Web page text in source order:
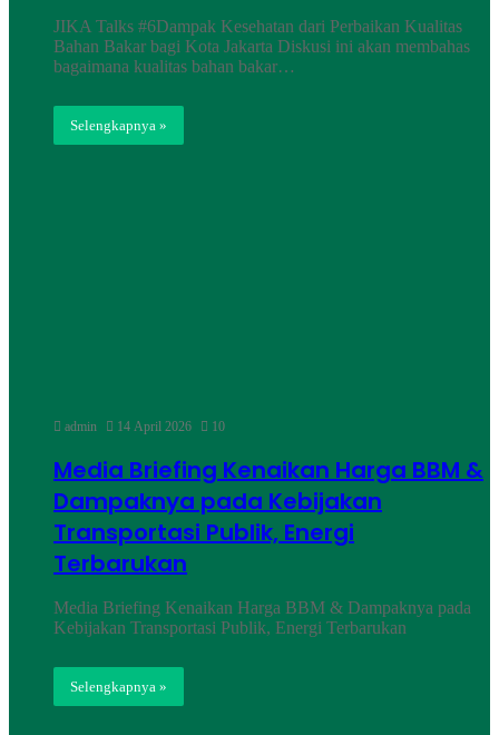
JIKA Talks #6Dampak Kesehatan dari Perbaikan Kualitas
Bahan Bakar bagi Kota Jakarta Diskusi ini akan membahas
bagaimana kualitas bahan bakar…
Selengkapnya »
admin 14 April 2026 10
Media Briefing Kenaikan Harga BBM &
Dampaknya pada Kebijakan
Transportasi Publik, Energi
Terbarukan
Media Briefing Kenaikan Harga BBM & Dampaknya pada
Kebijakan Transportasi Publik, Energi Terbarukan
Selengkapnya »